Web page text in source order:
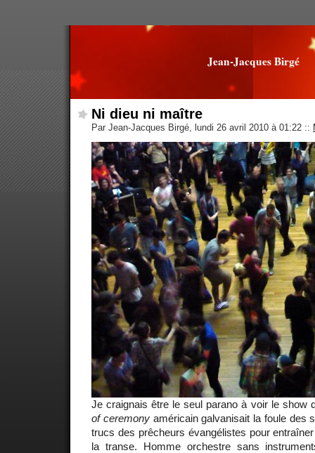
Jean-Jacques Birgé
Ni dieu ni maître
Par Jean-Jacques Birgé, lundi 26 avril 2010 à 01:22 ::
Je craignais être le seul parano à voir le show
of ceremonyaméricain galvanisait la foule des
trucs des prêcheurs évangélistes pour
la transe. Homme orchestre sans